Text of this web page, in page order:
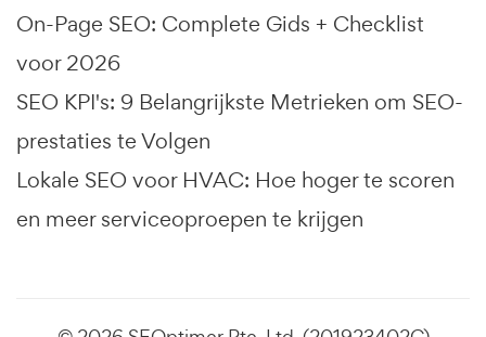
On-Page SEO: Complete Gids + Checklist
voor 2026
SEO KPI's: 9 Belangrijkste Metrieken om SEO-
prestaties te Volgen
Lokale SEO voor HVAC: Hoe hoger te scoren
en meer serviceoproepen te krijgen